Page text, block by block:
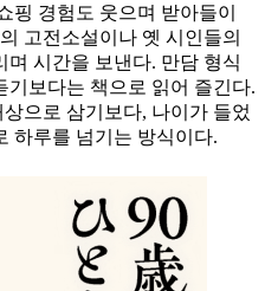
핑 경험도 웃으며 받아들이
고전소설이나 옛 시인들의
시간을 보낸다. 만담 형식
기보다는 책으로 읽어 즐긴다.
으로 삼기보다, 나이가 들었
하루를 넘기는 방식이다.